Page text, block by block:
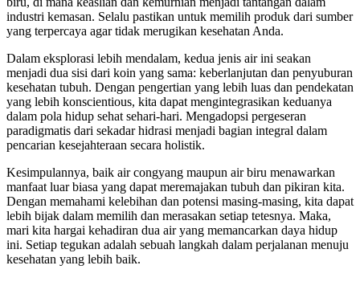
industri kemasan. Selalu pastikan untuk memilih produk dari sumber
yang terpercaya agar tidak merugikan kesehatan Anda.
Dalam eksplorasi lebih mendalam, kedua jenis air ini seakan
menjadi dua sisi dari koin yang sama: keberlanjutan dan penyuburan
kesehatan tubuh. Dengan pengertian yang lebih luas dan pendekatan
yang lebih konscientious, kita dapat mengintegrasikan keduanya
dalam pola hidup sehat sehari-hari. Mengadopsi pergeseran
paradigmatis dari sekadar hidrasi menjadi bagian integral dalam
pencarian kesejahteraan secara holistik.
Kesimpulannya, baik air congyang maupun air biru menawarkan
manfaat luar biasa yang dapat meremajakan tubuh dan pikiran kita.
Dengan memahami kelebihan dan potensi masing-masing, kita dapat
lebih bijak dalam memilih dan merasakan setiap tetesnya. Maka,
mari kita hargai kehadiran dua air yang memancarkan daya hidup
ini. Setiap tegukan adalah sebuah langkah dalam perjalanan menuju
kesehatan yang lebih baik.